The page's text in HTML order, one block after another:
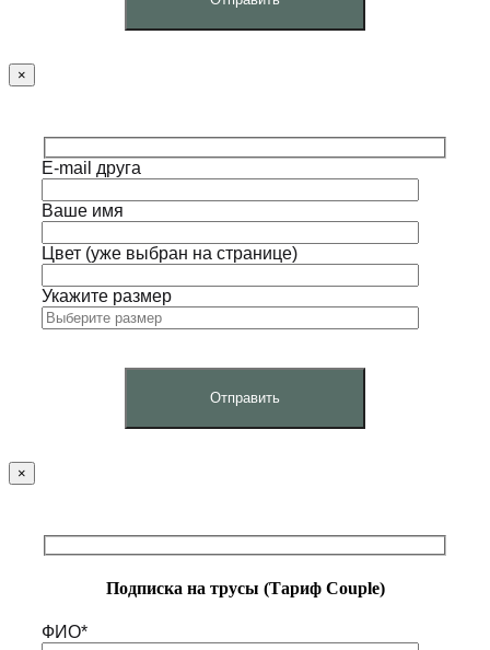
×
E-mail друга
Ваше имя
Цвет (уже выбран на странице)
Укажите размер
×
Подписка на трусы (Тариф Couple)
ФИО*